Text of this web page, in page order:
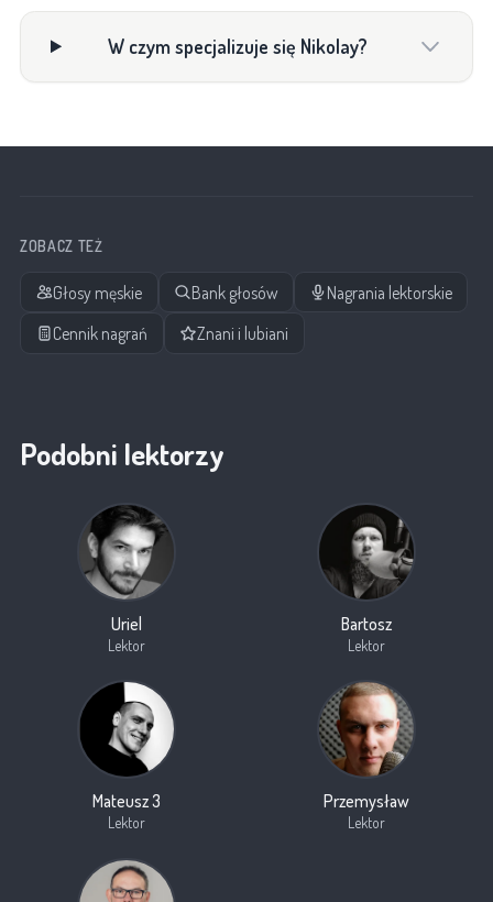
W czym specjalizuje się Nikolay?
ZOBACZ TEŻ
Głosy męskie Bank głosów
Nagrania lektorskie
Cennik nagrań
Znani i lubiani
Podobni lektorzy
Uriel
Lektor
Bartosz
Lektor
Mateusz 3
Lektor
Przemysław
Lektor